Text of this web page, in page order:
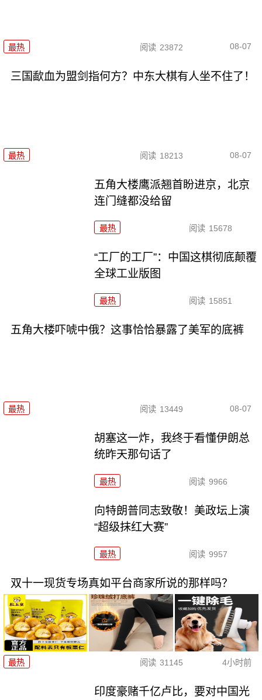
最热 阅读 23872 08-07
三国歃血为盟剑指何方？中东大棋有人坐不住了！
最热 阅读 18213 08-07
五角大楼鹰派翘首盼进京，北京
连门缝都没给留
最热 阅读 15678
“工厂的工厂”：中国这棋彻底颠覆
全球工业版图
最热 阅读 15851
五角大楼吓唬中俄？这事恰恰暴露了美军的底裤
最热 阅读 13449 08-07
胡塞这一炸，我终于看懂伊朗总
统昨天那句话了
最热 阅读 9966
向特朗普同志致敬！美政坛上演
“超级抹红大赛”
最热 阅读 9957
双十一现货专场真如平台商家所说的那样吗？
最热 阅读 31145 4小时前
印度豪赌千亿卢比，要对中国光